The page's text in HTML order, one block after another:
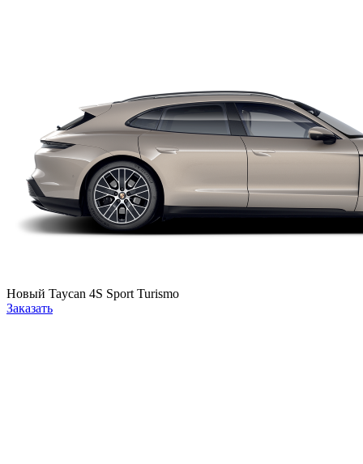
Новый Taycan 4S Sport Turismo
Заказать